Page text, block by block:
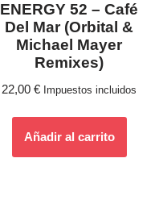
ENERGY 52 – Café
Del Mar (Orbital &
Michael Mayer
Remixes)
22,00 € Impuestos incluidos
Añadir al carrito